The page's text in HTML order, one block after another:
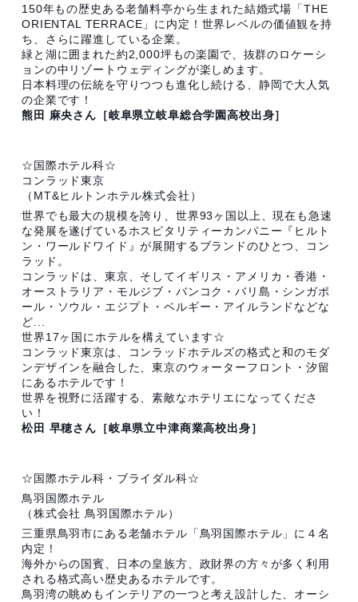
150年もの歴史ある老舗料亭から生まれた結婚式場「THE
ORIENTAL TERRACE」に内定！世界レベルの価値観を持
ち、さらに躍進している企業。
緑と湖に囲まれた約2,000坪もの楽園で、抜群のロケーシ
ョンの中リゾートウェディングが楽しめます。
日本料理の伝統を守りつつも進化し続ける、静岡で大人気
の企業です！
熊田 麻央さん［岐阜県立岐阜総合学園高校出身］
☆国際ホテル科☆
コンラッド東京
（MT&ヒルトンホテル株式会社）
世界でも最大の規模を誇り、世界93ヶ国以上、現在も急速
な発展を遂げているホスピタリティーカンパニー『ヒルト
ン・ワールドワイド』が展開するブランドのひとつ、コン
ラッド。
コンラッドは、東京、そしてイギリス・アメリカ・香港・
オーストラリア・モルジブ・バンコク・バリ島・シンガポ
ール・ソウル・エジプト・ベルギー・アイルランドなどな
ど...
世界17ヶ国にホテルを構えています☆
コンラッド東京は、コンラッドホテルズの格式と和のモダ
ンデザインを融合した、東京のウォーターフロント・汐留
にあるホテルです！
世界を視野に活躍する、素敵なホテリエになってくださ
い！
松田 早穂さん［岐阜県立中津商業高校出身］
☆国際ホテル科・ブライダル科☆
鳥羽国際ホテル
（株式会社 鳥羽国際ホテル）
三重県鳥羽市にある老舗ホテル「鳥羽国際ホテル」に４名
内定！
海外からの国賓、日本の皇族方、政財界の方々が多く利用
される格式高い歴史あるホテルです。
鳥羽湾の眺めもインテリアの一つと考え設計した、オーシ